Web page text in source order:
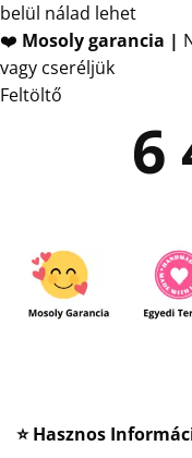
belül nálad lehet
❤️ Mosoly garancia |
vagy cseréljük
Feltöltő
6
⭐ Hasznos